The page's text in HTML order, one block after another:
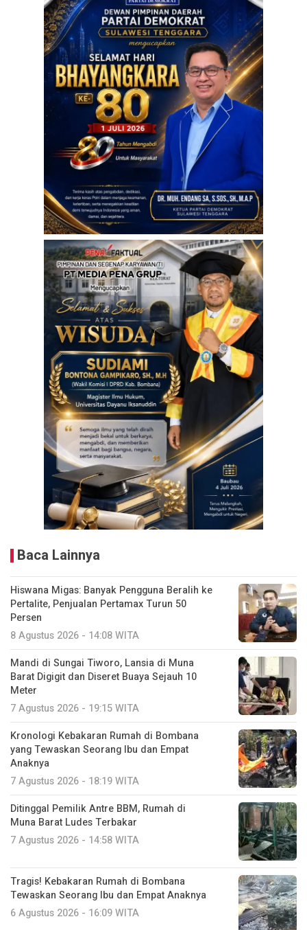
Baca Lainnya
Hiswana Migas: Banyak Pengguna Beralih ke
Pertalite, Penjualan Pertamax Turun 50
Persen
8 Agustus 2026 - 14:08 WITA
Mandi di Sungai Tiworo, Lansia di Muna
Barat Digigit dan Diseret Buaya Sejauh 10
Meter
7 Agustus 2026 - 19:15 WITA
Kronologi Kebakaran Rumah di Bombana
yang Tewaskan Seorang Ibu dan Empat
Anaknya
7 Agustus 2026 - 18:19 WITA
Ditinggal Pemilik Antre BBM, Rumah di
Muna Barat Ludes Terbakar
7 Agustus 2026 - 14:58 WITA
Tragis! Kebakaran Rumah di Bombana
Tewaskan Seorang Ibu dan Empat Anaknya
6 Agustus 2026 - 16:09 WITA